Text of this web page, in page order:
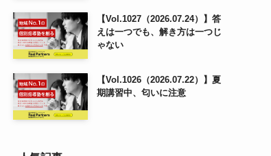
【Vol.1027（2026.07.24）】答
えは一つでも、解き方は一つじ
ゃない
【Vol.1026（2026.07.22）】夏
期講習中、匂いに注意